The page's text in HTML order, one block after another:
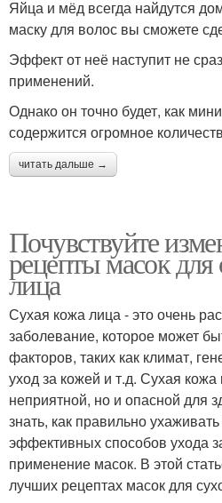
Яйца и мёд всегда найдутся
маску для волос вы сможете
Эффект от неё наступит не
применений.
Однако он точно будет, как
содержится огромное
читать дальше →
Почувствуйте
рецепты масок
лица
Сухая кожа лица - это очень
заболевание, которое может
факторов, таких как климат,
уход за кожей и т.д. Сухая
неприятной, но и опасной для
знать, как правильно
эффективных способов ухода
применение масок. В этой
лучших рецептах масок для